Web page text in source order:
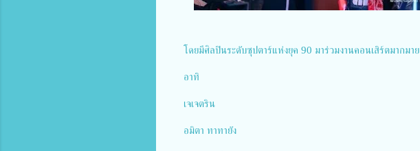
โดยมีศิลปินระดับซุปตาร์แห่งยุค 90 มาร่วมงานคอนเสิร์ตมากมาย
อาทิ
เจเจตริน
อมิตา ทาทายัง